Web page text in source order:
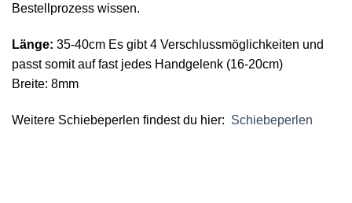
Bestellprozess wissen.
Länge: 35-40cm Es gibt 4 Verschlussmöglichkeiten und
passt somit auf fast jedes Handgelenk (16-20cm)
Breite: 8mm
Weitere Schiebeperlen findest du hier: Schiebeperlen